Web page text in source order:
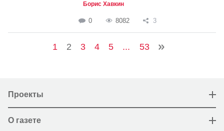
Борис Хавкин
0 8082 3
1 2 3 4 5 ... 53
Проекты
О газете